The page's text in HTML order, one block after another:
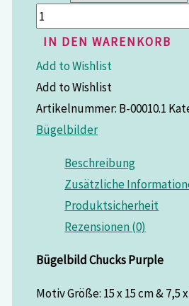
IN DEN WARENKORB
Add to Wishlist
Add to Wishlist
Artikelnummer: B-00010.1
Bügelbilder
Beschreibung
Zusätzliche
Produktsicherheit
Rezensionen (0)
Bügelbild Chucks Purple
Motiv Größe: 15 x 15 cm & 7,5